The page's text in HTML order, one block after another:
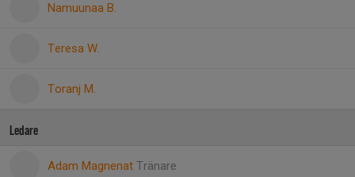
Namuunaa B.
Teresa W.
Toranj M.
Ledare
Adam Magnenat Tränare